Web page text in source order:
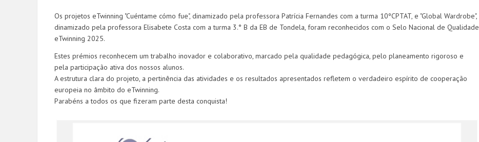
Os projetos eTwinning "Cuéntame cómo fue", dinamizado pela professora Patrícia Fernandes com a turma 10ºCPTAT, e "Global Wardrobe",
dinamizado pela professora Elisabete Costa com a turma 3.° B da EB de Tondela, foram reconhecidos com o Selo Nacional de Qualidade
eTwinning 2025.
Estes prémios reconhecem um trabalho inovador e colaborativo, marcado pela qualidade pedagógica, pelo planeamento rigoroso e
pela participação ativa dos nossos alunos.
A estrutura clara do projeto, a pertinência das atividades e os resultados apresentados refletem o verdadeiro espírito de cooperação
europeia no âmbito do eTwinning.
Parabéns a todos os que fizeram parte desta conquista!